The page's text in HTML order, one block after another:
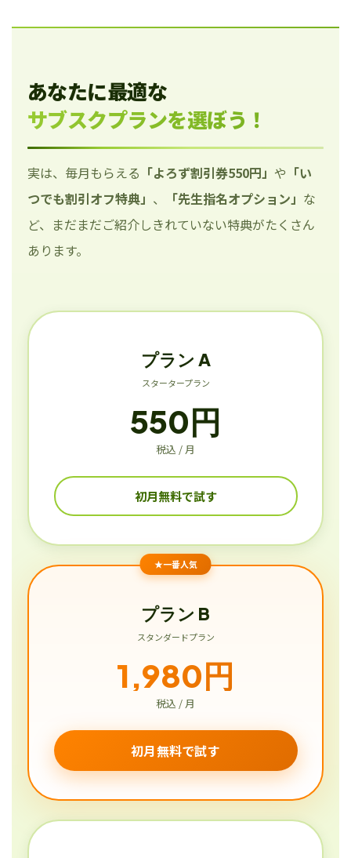
あなたに最適な
サブスクプランを選ぼう！
実は、毎月もらえる 「よろず割引券550円」 や 「い
つでも割引オフ特典」 、 「先生指名オプション」 な
ど、まだまだご紹介しきれていない特典がたくさん
あります。
プラン A
スタータープラン
550円
税込 / 月
初月無料で試す
★一番人気
プラン B
スタンダードプラン
1,980円
税込 / 月
初月無料で試す